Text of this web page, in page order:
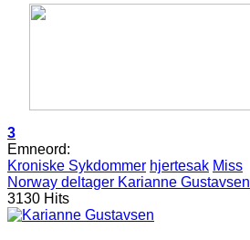
3
Emneord:
Kroniske Sykdommer hjertesak Miss
Norway deltager Karianne Gustavsen
3130 Hits